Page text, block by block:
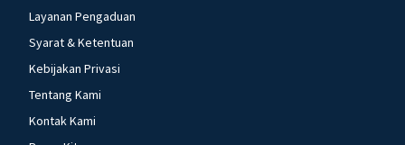
Layanan Pengaduan
Syarat & Ketentuan
Kebijakan Privasi
Tentang Kami
Kontak Kami